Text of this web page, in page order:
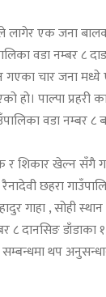
लागेर एक जना
वडा नम्बर ८
गएका चार जना
हो। पाल्पा प्रहरी
वडा नम्बर ८
र शिकार खेल्न सँगै
छहरा
गाहा , सोही
८ दानसिङ डाँडाका
थप